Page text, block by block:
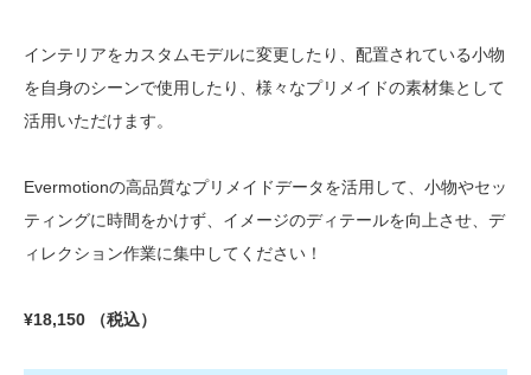
インテリアをカスタムモデルに変更したり、配置されている小物
を自身のシーンで使用したり、様々なプリメイドの素材集として
活用いただけます。
Evermotionの高品質なプリメイドデータを活用して、小物やセッ
ティングに時間をかけず、イメージのディテールを向上させ、デ
ィレクション作業に集中してください！
¥18,150 （税込）